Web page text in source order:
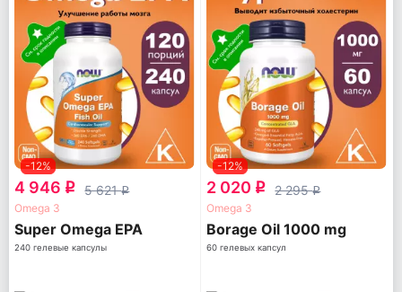
-12%
4 946 q 5 621q
Omega 3
Super Omega EPA
240 гелевые капсулы
-12%
2 020 q 2 295q
Omega 3
Borage Oil 1000 mg
60 гелевых капсул